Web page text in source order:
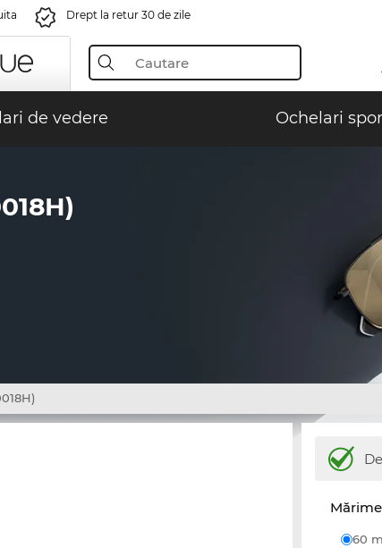
Drept la retur 30 de zile
de vedere Ochelari
60